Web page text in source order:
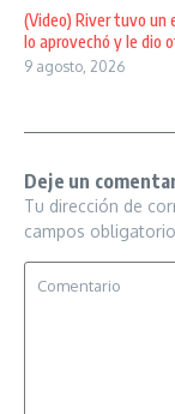
(Video) River tuvo un
lo aprovechó y le dio
9 agosto, 2026
Deje un
Tu dirección de
campos